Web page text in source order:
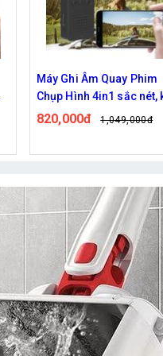
Chốt Cửa Lật Khóa Số
90 Độ An Toàn, Tiện Lợi
143,000đ 166,000đ